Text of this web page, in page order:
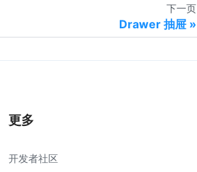
下一页
Drawer 抽屉
更多
开发者社区